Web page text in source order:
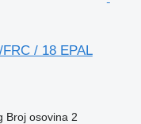
/ 18 EPAL
Broj osovina 2